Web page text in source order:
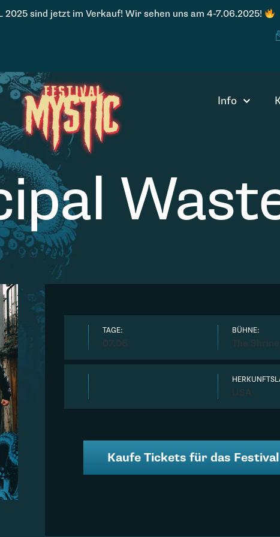
2025 sind jetzt im Verkauf! Wir sehen uns am 4-7.06.2025!
Info
TAGE:
07.06
BÜHNE:
The
USA
Kaufe Tickets für das Festival